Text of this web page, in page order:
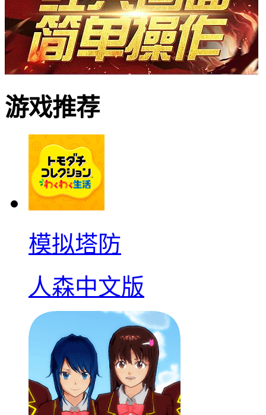
游戏推荐
模拟塔防
人森中文版